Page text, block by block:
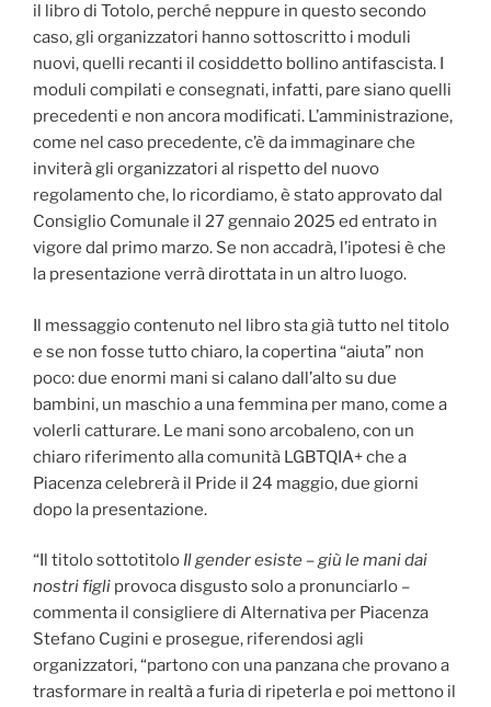
il libro di Totolo, perché neppure in questo secondo
caso, gli organizzatori hanno sottoscritto i moduli
nuovi, quelli recanti il cosiddetto bollino antifascista. I
moduli compilati e consegnati, infatti, pare siano quelli
precedenti e non ancora modificati. L’amministrazione,
come nel caso precedente, c’è da immaginare che
inviterà gli organizzatori al rispetto del nuovo
regolamento che, lo ricordiamo, è stato approvato dal
Consiglio Comunale il 27 gennaio 2025 ed entrato in
vigore dal primo marzo. Se non accadrà, l’ipotesi è che
la presentazione verrà dirottata in un altro luogo.
Il messaggio contenuto nel libro sta già tutto nel titolo
e se non fosse tutto chiaro, la copertina “aiuta” non
poco: due enormi mani si calano dall’alto su due
bambini, un maschio a una femmina per mano, come a
volerli catturare. Le mani sono arcobaleno, con un
chiaro riferimento alla comunità LGBTQIA+ che a
Piacenza celebrerà il Pride il 24 maggio, due giorni
dopo la presentazione.
“Il titolo sottotitolo Il gender esiste – giù le mani dai
nostri figli provoca disgusto solo a pronunciarlo –
commenta il consigliere di Alternativa per Piacenza
Stefano Cugini e prosegue, riferendosi agli
organizzatori, “partono con una panzana che provano a
trasformare in realtà a furia di ripeterla e poi mettono il